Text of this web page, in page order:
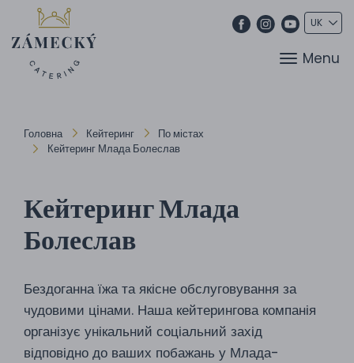
Menu
Головна Кейтеринг
По містах
Кейтеринг Млада Болеслав
Кейтеринг Млада
Болеслав
Бездоганна їжа та якісне обслуговування за
чудовими цінами. Наша кейтерингова компанія
організує унікальний соціальний захід
відповідно до ваших побажань у Млада-